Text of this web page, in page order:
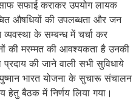
सफाई कराकर उपयोग लायक
औषधियों की उपलब्धता और जन
के सम्बन्ध में चर्चा कर
की मरम्मत की आवश्यकता है उनकी
प्रदाय की जाने वाली सभी सुविधाये
भारत योजना के सुचारू संचालन
बैठक में निर्णय लिया गया।